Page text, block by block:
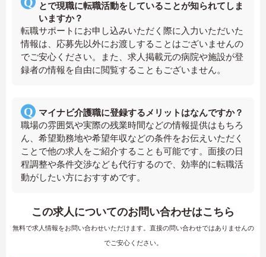
とで現職に転職活動をしていることが知られてしま
いますか？
転職サポートにお申し込みいただく際に入力いただいた
情報は、応募先以外にお渡しすることはございませんの
でご安心ください。また、求人掲載元の病院や施設が登
録者の情報を自由に閲覧することもございません。
マイナビ介護職に登録するメリットはなんですか？
職場の雰囲気や実際の残業時間などの情報提供はもちろ
ん、希望勤務地や希望年収などの条件をお伝えいただく
ことで他の求人をご紹介することも可能です。面接の日
程調整や条件交渉なども代行するので、効率的に転職活
動がしたい方におすすめです。
この求人についてのお問い合わせはこちら
無料で求人情報をお問い合わせいただけます。直接の問い合わせではありませんの
でご安心ください。